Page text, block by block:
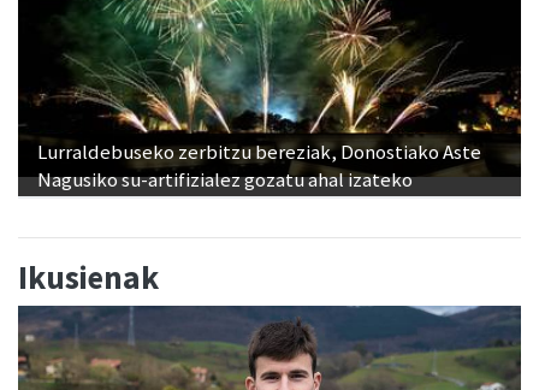
Lurraldebuseko zerbitzu bereziak, Donostiako Aste
Nagusiko su-artifizialez gozatu ahal izateko